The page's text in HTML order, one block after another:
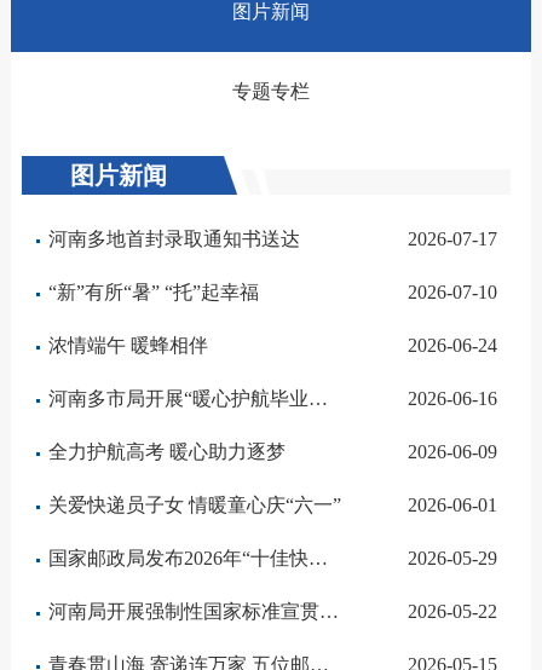
图片新闻
专题专栏
图片新闻
河南多地首封录取通知书送达 2026-07-17
“新”有所“暑” “托”起幸福 2026-07-10
浓情端午 暖蜂相伴 2026-06-24
河南多市局开展“暖心护航毕业寄”活动 2026-06-16
全力护航高考 暖心助力逐梦 2026-06-09
关爱快递员子女 ‌情暖童心庆“六一” 2026-06-01
国家邮政局发布2026年“十佳快递员”事迹 2026-05-29
河南局开展强制性国家标准宣贯活动 2026-05-22
青春贯山海 寄递连万家 五位邮政快递业从业者亮相国新办中外记者见面会 2026-05-15